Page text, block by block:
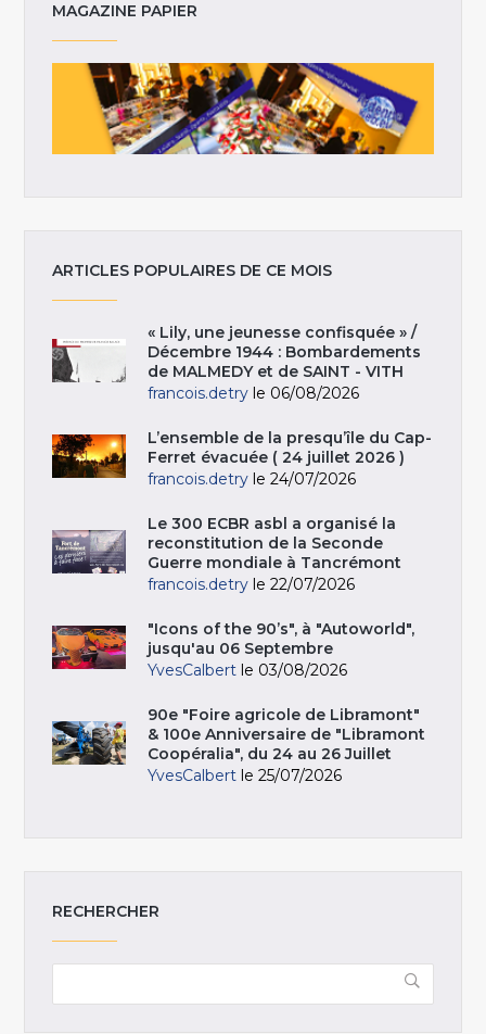
MAGAZINE PAPIER
ARTICLES POPULAIRES DE CE MOIS
« Lily, une jeunesse confisquée » /
Décembre 1944 : Bombardements
de MALMEDY et de SAINT - VITH
francois.detry le 06/08/2026
L’ensemble de la presqu’île du Cap-
Ferret évacuée ( 24 juillet 2026 )
francois.detry le 24/07/2026
Le 300 ECBR asbl a organisé la
reconstitution de la Seconde
Guerre mondiale à Tancrémont
francois.detry le 22/07/2026
"Icons of the 90’s", à "Autoworld",
jusqu'au 06 Septembre
YvesCalbert le 03/08/2026
90e "Foire agricole de Libramont"
& 100e Anniversaire de "Libramont
Coopéralia", du 24 au 26 Juillet
YvesCalbert le 25/07/2026
RECHERCHER